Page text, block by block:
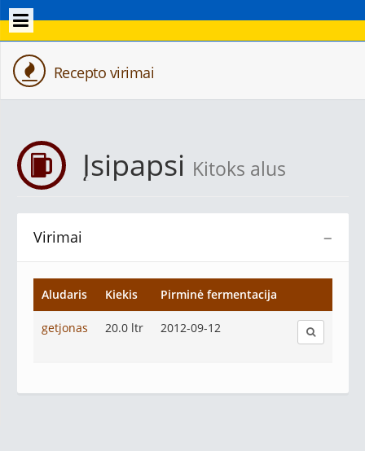
Recepto virimai
Įsipapsi Kitoks alus
−
Virimai
Aludaris Kiekis Pirminė fermentacija
getjonas 20.0 ltr 2012-09-12